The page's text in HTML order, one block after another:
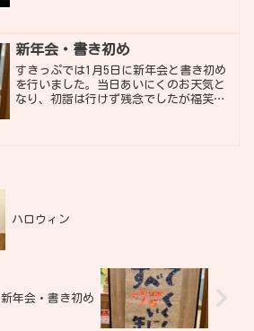
送ります😄 イルカシ...
新年会・書き初め
すきっぷでは1月5日に新年会と書き初め
を行いました。当日あいにくのお天気と
なり、初詣は行けず残念でしたが福笑い
ハロウィン
新年会・書き初め